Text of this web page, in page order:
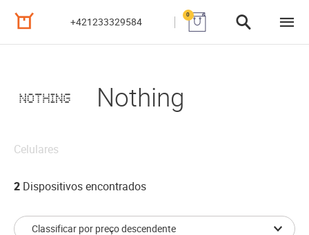
+421233329584
0
Nothing
Celulares
2 Dispositivos encontrados